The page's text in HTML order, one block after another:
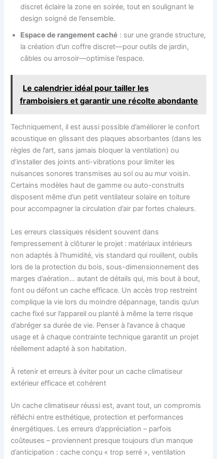
discret éclaire la zone en soirée, tout en soulignant le
design soigné de l’ensemble.
Espace de rangement caché : sur une grande structure,
la création d’un coffre discret—pour outils de jardin,
câbles ou arrosoir—optimise l’espace.
Le calendrier idéal pour tailler les
framboisiers et garantir une récolte abondante
Techniquement, il est aussi possible d’améliorer le confort
acoustique en glissant des plaques absorbantes (dans les
règles de l’art, sans jamais bloquer la ventilation) ou
d’installer des joints anti-vibrations pour limiter les
nuisances sonores transmises au sol ou au mur voisin.
Certains modèles haut de gamme ou auto-construits
disposent même d’un petit ventilateur solaire en toiture
pour accompagner la circulation d’air par fortes chaleurs.
Les erreurs classiques résident souvent dans
l’empressement à clôturer le projet : matériaux intérieurs
non adaptés à l’humidité, vis standard qui rouillent, oublis
lors de la protection du bois, sous-dimensionnement des
marges d’aération… autant de détails qui, mis bout à bout,
font ou défont un cache efficace. Un accès trop restreint
complique la vie lors du moindre dépannage, tandis qu’un
cache fixé sur l’appareil ou planté à même la terre risque
d’abréger sa durée de vie. Penser à l’avance à chaque
usage et à chaque contrainte technique garantit un projet
réellement adapté à son habitation.
À retenir et erreurs à éviter pour un cache climatiseur
extérieur efficace et cohérent
Un cache climatiseur réussi est, avant tout, un compromis
réfléchi entre esthétique, protection et performances
énergétiques. Les erreurs d’appréciation – parfois
coûteuses – proviennent presque toujours d’un manque
d’anticipation : cache conçu « trop serré », ventilation